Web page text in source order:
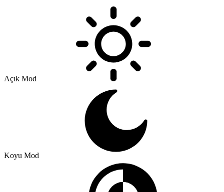
Açık Mod
Koyu Mod